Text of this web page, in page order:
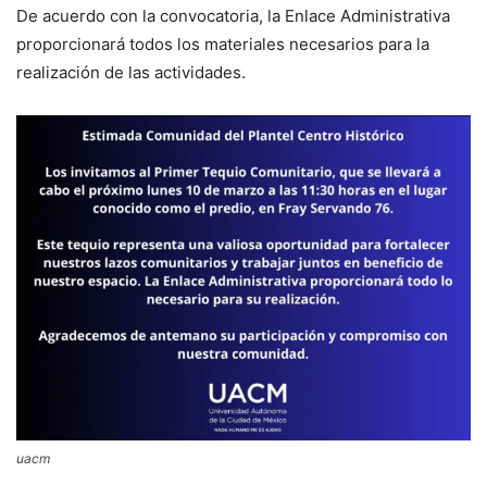
De acuerdo con la convocatoria, la Enlace Administrativa
proporcionará todos los materiales necesarios para la
realización de las actividades.
uacm